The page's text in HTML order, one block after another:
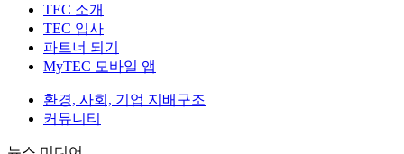
TEC 소개
TEC 입사
파트너 되기
MyTEC 모바일 앱
환경, 사회, 기업 지배구조
커뮤니티